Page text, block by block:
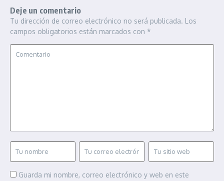
Deje un comentario
Tu dirección de correo electrónico no será publicada. Los
campos obligatorios están marcados con *
Guarda mi nombre, correo electrónico y web en este